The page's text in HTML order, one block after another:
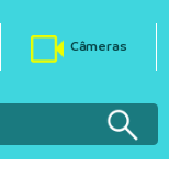
Câmeras